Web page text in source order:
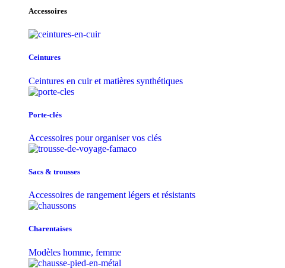
Accessoires
Ceintures
Ceintures en cuir et matières synthétiques
Porte-clés
Accessoires pour organiser vos clés
Sacs & trousse​s
Accessoires de rangement légers et résistants
Charentaises
Modèles homme, femme